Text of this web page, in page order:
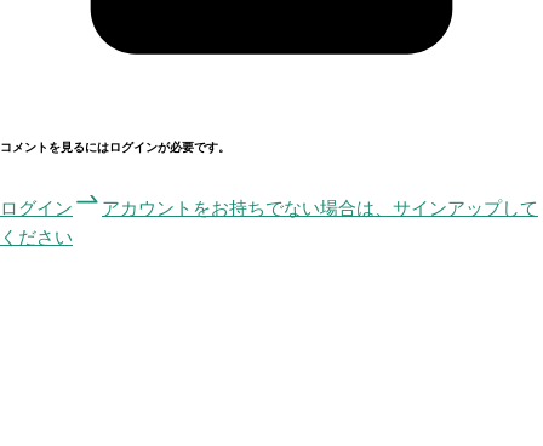
コメントを見るにはログインが必要です。
ログイン
アカウントをお持ちでない場合は、サインアップして
ください